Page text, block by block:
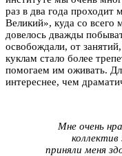
раз в два года
Великий», куда со
довелось дважды
освобождали, от
куклам стало более
помогаем им оживать.
интереснее, чем
Мне очень
приняли меня